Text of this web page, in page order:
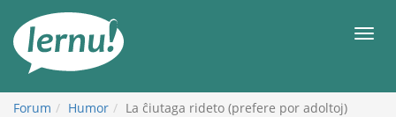
sidans
innehåll
Meny
Forum Humor La ĉiutaga rideto (prefere por adoltoj)